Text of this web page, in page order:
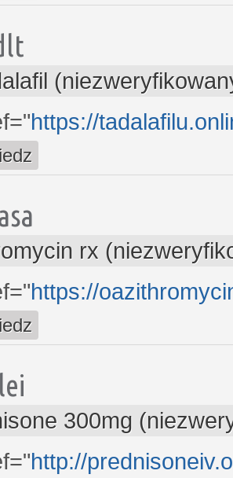
https://
rx
https://
300mg
http://